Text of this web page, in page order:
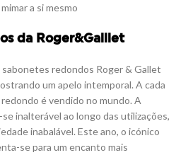
a si mesmo
da Roger&Galllet
redondos Roger & Gallet
um apelo intemporal. A cada
é vendido no mundo. A
inalterável ao longo das utilizações,
inabalável. Este ano, o icónico
se para um encanto mais